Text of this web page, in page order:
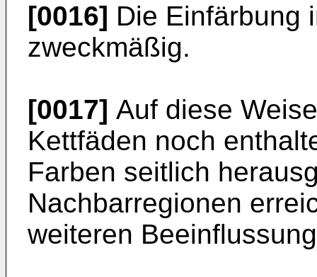
[0016] Die Einfärbung
zweckmäßig.
[0017] Auf diese
Kettfäden noch
Farben seitlich
Nachbarregionen
weiteren